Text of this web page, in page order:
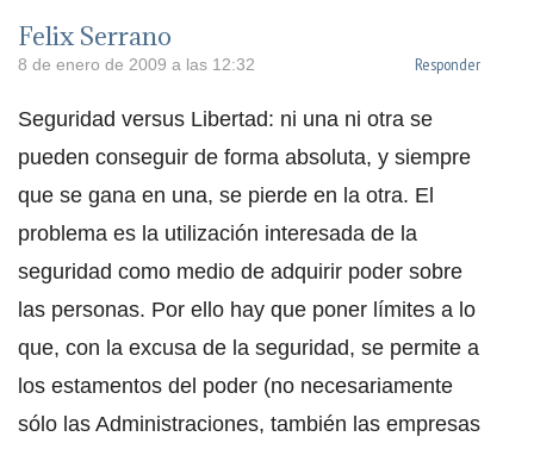
Felix Serrano
8 de enero de 2009 a las 12:32 Responder
Seguridad versus Libertad: ni una ni otra se
pueden conseguir de forma absoluta, y siempre
que se gana en una, se pierde en la otra. El
problema es la utilización interesada de la
seguridad como medio de adquirir poder sobre
las personas. Por ello hay que poner límites a lo
que, con la excusa de la seguridad, se permite a
los estamentos del poder (no necesariamente
sólo las Administraciones, también las empresas